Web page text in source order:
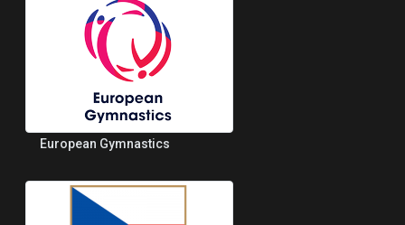
European Gymnastics